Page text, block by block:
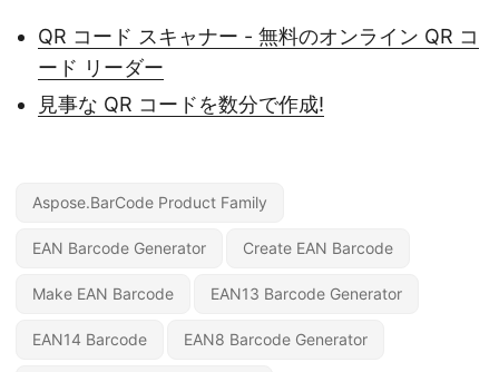
QR コード スキャナー - 無料のオンライン QR コ
ード リーダー
見事な QR コードを数分で作成!
Aspose.BarCode Product Family
EAN Barcode Generator Create EAN Barcode
Make EAN Barcode EAN13 Barcode Generator
EAN14 Barcode EAN8 Barcode Generator